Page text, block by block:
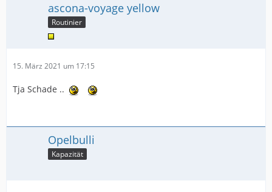
ascona-voyage yellow
Routinier
15. März 2021 um 17:15
Tja Schade ..
Opelbulli
Kapazität